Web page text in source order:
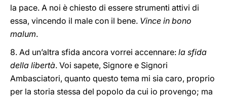
la pace. A noi è chiesto di essere strumenti attivi di
essa, vincendo il male con il bene. Vince in bono
malum.
8. Ad un’altra sfida ancora vorrei accennare: la sfida
della libertà. Voi sapete, Signore e Signori
Ambasciatori, quanto questo tema mi sia caro, proprio
per la storia stessa del popolo da cui io provengo; ma